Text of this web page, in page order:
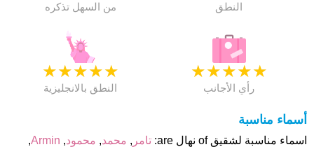
من السهل تذكره النطق
★
★
★
★
★
النطق بالانجليزية
★
★
★
★
★
رأي الأجانب
أسماء مناسبة
اسماء مناسبة لشقيق of نهال are: تامر , محمد, محمود,
Armin
,